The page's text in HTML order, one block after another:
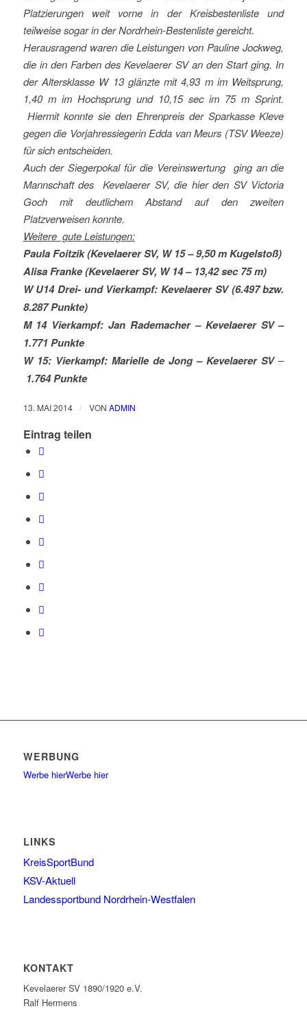
Platzierungen weit vorne in der Kreisbestenliste und
teilweise sogar in der Nordrhein-Bestenliste gereicht.
Herausragend waren die Leistungen von Pauline Jockweg,
die in den Farben des Kevelaerer SV an den Start ging. In
der Altersklasse W 13 glänzte mit 4,93 m im Weitsprung,
1,40 m im Hochsprung und 10,15 sec im 75 m Sprint.
Hiermit konnte sie den Ehrenpreis der Sparkasse Kleve
gegen die Vorjahressiegerin Edda van Meurs (TSV Weeze)
für sich entscheiden.
Auch der Siegerpokal für die Vereinswertung ging an die
Mannschaft des Kevelaerer SV, die hier den SV Victoria
Goch mit deutlichem Abstand auf den zweiten
Platzverweisen konnte.
Weitere gute Leistungen:
Paula Foitzik (Kevelaerer SV, W 15 – 9,50 m Kugelstoß)
Alisa Franke (Kevelaerer SV, W 14 – 13,42 sec 75 m)
W U14 Drei- und Vierkampf: Kevelaerer SV (6.497 bzw.
8.287 Punkte)
M 14 Vierkampf: Jan Rademacher – Kevelaerer SV –
1.771 Punkte
W 15: Vierkampf: Marielle de Jong – Kevelaerer SV–
1.764 Punkte
13. MAI 2014 / VON ADMIN
Eintrag teilen
WERBUNG
Werbe hierWerbe hier
LINKS
KreisSportBund
KSV-Aktuell
Landessportbund Nordrhein-Westfalen
KONTAKT
Kevelaerer SV 1890/1920 e.V.
Ralf Hermens